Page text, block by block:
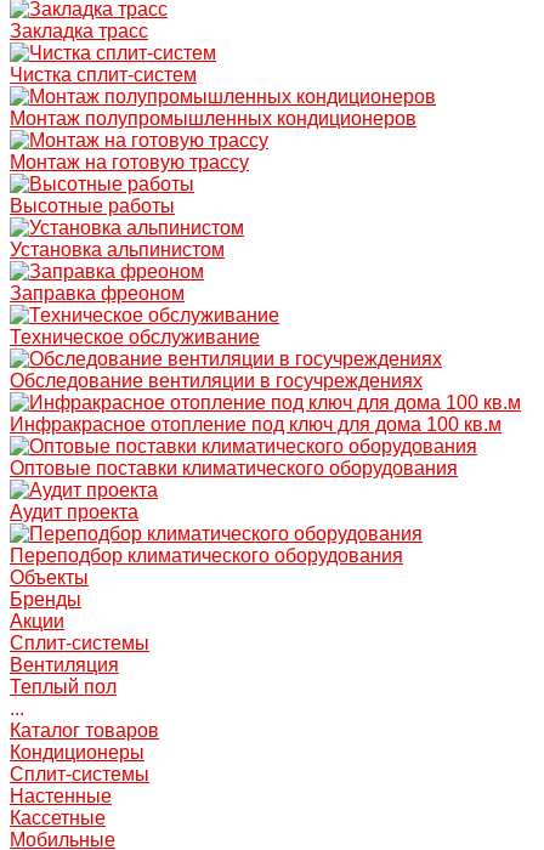
Закладка трасс
Чистка сплит-систем
Монтаж полупромышленных кондиционеров
Монтаж на готовую трассу
Высотные работы
Установка альпинистом
Заправка фреоном
Техническое обслуживание
Обследование вентиляции в госучреждениях
Инфракрасное отопление под ключ для дома 100 кв.м
Оптовые поставки климатического оборудования
Аудит проекта
Переподбор климатического оборудования
Объекты
Бренды
Акции
Сплит-системы
Вентиляция
Теплый пол
...
Каталог товаров
Кондиционеры
Сплит-системы
Настенные
Кассетные
Мобильные